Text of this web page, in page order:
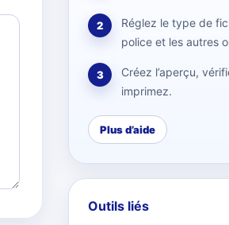
2
Réglez le type de
police et les autres
3
Créez l’aperçu,
imprimez.
Plus d’aide
Outils liés